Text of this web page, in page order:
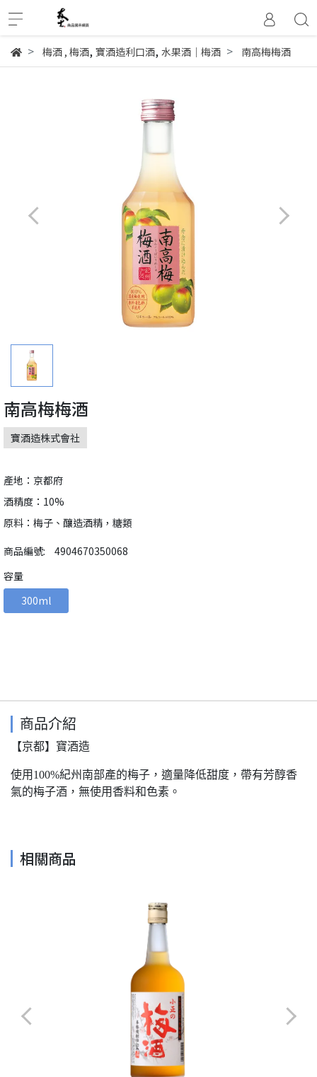
梅酒, 梅酒, 寶酒造利口酒, 水果酒│梅酒 南高梅梅酒
南高梅梅酒
寶酒造株式會社
產地：京都府
酒精度：10%
原料：梅子、釀造酒精，糖類
商品編號:
4904670350068
容量
300ml
商品介紹
【京都】寶酒造
使用100%紀州南部產的梅子，適量降低甜度，帶有芳醇香
氣的梅子酒，無使用香料和色素。
相關商品